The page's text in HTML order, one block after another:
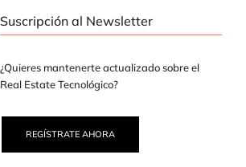
Suscripción al Newsletter
¿Quieres mantenerte actualizado sobre el
Real Estate Tecnológico?
REGÍSTRATE AHORA